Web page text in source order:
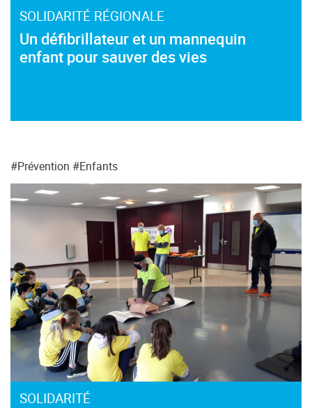
SOLIDARITÉ RÉGIONALE
Un défibrillateur et un mannequin
enfant pour sauver des vies
#Prévention #Enfants
SOLIDARITÉ